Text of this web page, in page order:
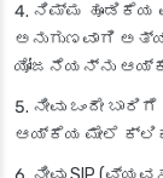
ನಿಮ್ಮ ಹೂಡಿಕೆಯ
ಅನುಗುಣವಾಗಿ
ಯೋಜನೆಯನ್ನು
ನೀವು ಒಂದೇ
ಆಯ್ಕೆಯ ಮೇಲೆ